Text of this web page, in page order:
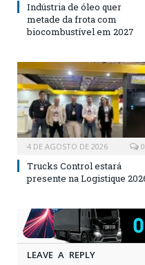
Indústria de óleo quer
metade da frota com
biocombustível em 2027
4 DE AGOSTO DE 2026 0
Trucks Control estará
presente na Logistique
LEAVE A REPLY